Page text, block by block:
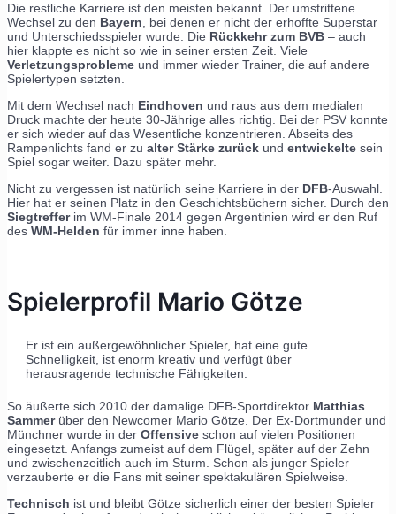
Die restliche Karriere ist den meisten bekannt. Der umstrittene
Wechsel zu den Bayern, bei denen er nicht der erhoffte Superstar
und Unterschiedsspieler wurde. Die Rückkehr zum BVB – auch
hier klappte es nicht so wie in seiner ersten Zeit. Viele
Verletzungsprobleme und immer wieder Trainer, die auf andere
Spielertypen setzten.
Mit dem Wechsel nach Eindhoven und raus aus dem medialen
Druck machte der heute 30-Jährige alles richtig. Bei der PSV konnte
er sich wieder auf das Wesentliche konzentrieren. Abseits des
Rampenlichts fand er zu alter Stärke zurück und entwickelte sein
Spiel sogar weiter. Dazu später mehr.
Nicht zu vergessen ist natürlich seine Karriere in der DFB-Auswahl.
Hier hat er seinen Platz in den Geschichtsbüchern sicher. Durch den
Siegtrefferim WM-Finale 2014 gegen Argentinien wird er den Ruf
des WM-Helden für immer inne haben.
Spielerprofil Mario Götze
Er ist ein außergewöhnlicher Spieler, hat eine gute
Schnelligkeit, ist enorm kreativ und verfügt über
herausragende technische Fähigkeiten.
So äußerte sich 2010 der damalige DFB-Sportdirektor Matthias
Sammerüber den Newcomer Mario Götze. Der Ex-Dortmunder und
Münchner wurde in der Offensive schon auf vielen Positionen
eingesetzt. Anfangs zumeist auf dem Flügel, später auf der Zehn
und zwischenzeitlich auch im Sturm. Schon als junger Spieler
verzauberte er die Fans mit seiner spektakulären Spielweise.
Technisch ist und bleibt Götze sicherlich einer der besten Spieler